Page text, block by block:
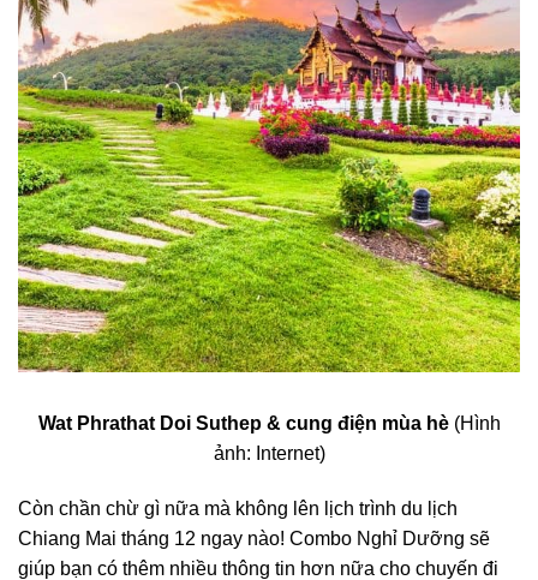
Wat Phrathat Doi Suthep & cung điện mùa hè (Hình
ảnh: Internet)
Còn chần chừ gì nữa mà không lên lịch trình du lịch
Chiang Mai tháng 12 ngay nào! Combo Nghỉ Dưỡng sẽ
giúp bạn có thêm nhiều thông tin hơn nữa cho chuyến đi